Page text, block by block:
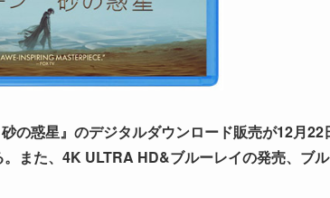
砂の惑星』のデジタルダウンロード販売が12月
また、4K ULTRA HD&ブルーレイの発売、ブ